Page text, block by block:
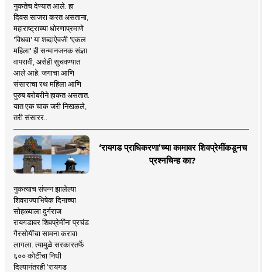
नुकतेच देण्यात आले. हा
दिवस साजरा करत असताना,
महाराष्ट्राच्या धोरणाप्रमाणे
'विधवा' या शब्दाऐवजी 'एकल
महिला' ही सन्मानजनक संज्ञा
वापरावी, असेही सुचवण्यात
आले आहे. जगाचा आणि
संसाराचा रथ महिला आणि
पुरुष बरोबरीने हाकत असतात.
यात एक चाक जरी निखळले,
तरी संसारर..
‘रायगड प्राधिकरणा’च्या कामावर शिवप्रेमींकडूनच
प्रश्नचिन्ह का?
नुकत्याच संपन्न झालेल्या
शिवराज्याभिषेक दिनाच्या
सोहळ्याला दुर्गराज
रायगडावर शिवप्रेमींना प्रचंड
गैरसोयींचा सामना करावा
लागला. त्यामुळे सरकारतर्फे
६०० कोटींचा निधी
दिल्यानंतरही ‘रायगड